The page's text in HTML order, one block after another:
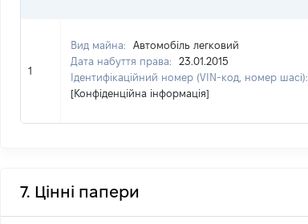
1
Вид майна:
Автомобіль легковий
Дата набуття права:
23.01.2015
Ідентифікаційний номер (VIN-код, номер шасі):
[Конфіденційна інформація]
7. Цінні папери